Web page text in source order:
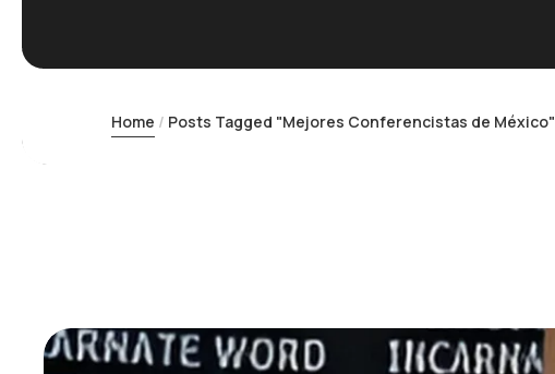
Home Posts Tagged "Mejores Conferencistas de México"